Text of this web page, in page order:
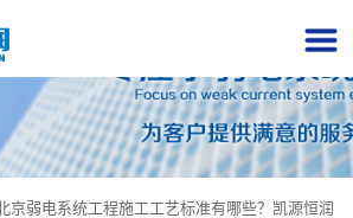
京弱电系统工程施工工艺标准有哪些？凯源恒润